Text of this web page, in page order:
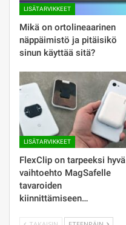
LISÄTARVIKKEET
Mikä on ortolineaarinen
näppäimistö ja pitäisikö
sinun käyttää sitä?
LISÄTARVIKKEET
FlexClip on tarpeeksi hyvä
vaihtoehto MagSafelle
tavaroiden
kiinnittämiseen…